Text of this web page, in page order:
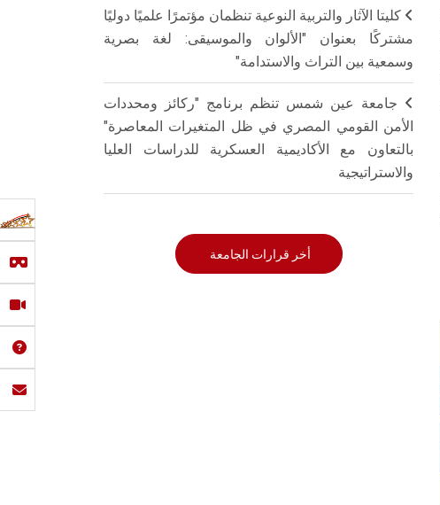
كليتا الآثار والتربية النوعية تنظمان مؤتمرًا علميًا دوليًا
مشتركًا بعنوان "الألوان والموسيقى: لغة بصرية
وسمعية بين التراث والاستدامة"
جامعة عين شمس تنظم برنامج "ركائز ومحددات
الأمن القومي المصري في ظل المتغيرات المعاصرة"
بالتعاون مع الأكاديمية العسكرية للدراسات العليا
والاستراتيجية
أخر قرارات الجامعة